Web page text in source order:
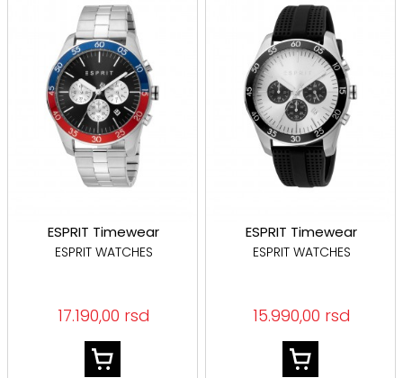
ESPRIT Timewear
ESPRIT WATCHES
17.190,00 rsd
ESPRIT Timewear
ESPRIT WATCHES
15.990,00 rsd